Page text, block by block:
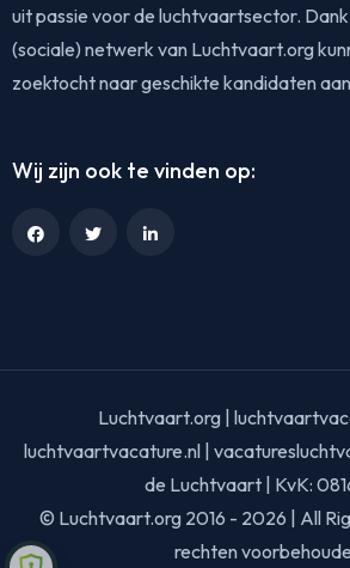
uit passie voor de luchtvaartsector.
(sociale) netwerk van Luchtvaart.org
zoektocht naar geschikte kandidaten
Wij zijn ook te vinden op:
Luchtvaart.org |
luchtvaartvacature.nl |
de Luchtvaart | KvK:
© Luchtvaart.org 2016 - 2026 | All
rechten